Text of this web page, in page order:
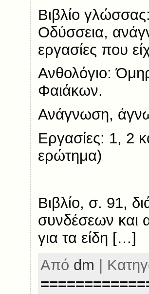
Βιβλίο
Οδύσσεια,
εργασίες που
Ανθολόγιο:
Φαιάκων.
Ανάγνωση,
Εργασίες: 1, 2
ερώτημα)
Βιβλίο, σ. 91,
συνδέσεων και
για τα είδη […]
Από dm |